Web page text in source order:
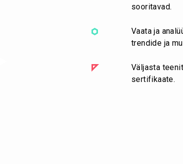
sooritavad.
Vaata ja
trendide ja
Väljasta
sertifikaate.